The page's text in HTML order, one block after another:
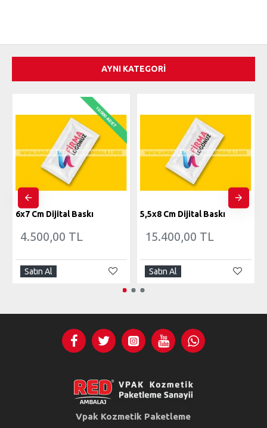
AYNI KATEGORI
10.000 ADET
6x7 Cm Dijital Baskı
4.500,00 TL
Satın Al
5,5x8 Cm Dijital Baskı
15.400,00 TL
Satın Al
Vpak Kozmetik Paketleme